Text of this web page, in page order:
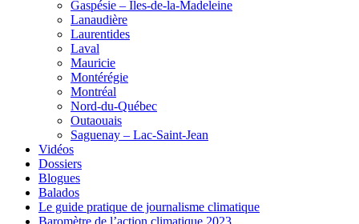
Gaspésie – Îles-de-la-Madeleine
Lanaudière
Laurentides
Laval
Mauricie
Montérégie
Montréal
Nord-du-Québec
Outaouais
Saguenay – Lac-Saint-Jean
Vidéos
Dossiers
Blogues
Balados
Le guide pratique de journalisme climatique
Baromètre de l’action climatique 2023